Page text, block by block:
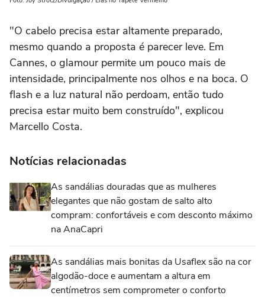
"O cabelo precisa estar altamente preparado,
mesmo quando a proposta é parecer leve. Em
Cannes, o glamour permite um pouco mais de
intensidade, principalmente nos olhos e na boca. O
flash e a luz natural não perdoam, então tudo
precisa estar muito bem construído", explicou
Marcello Costa.
Notícias relacionadas
As sandálias douradas que as mulheres
elegantes que não gostam de salto alto
compram: confortáveis e com desconto máximo
na AnaCapri
As sandálias mais bonitas da Usaflex são na cor
algodão-doce e aumentam a altura em
centímetros sem comprometer o conforto